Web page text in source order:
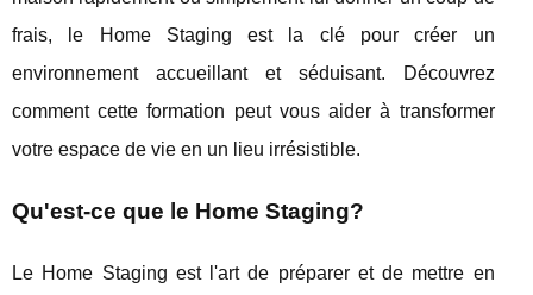
frais, le Home Staging est la clé pour créer un
environnement accueillant et séduisant. Découvrez
comment cette formation peut vous aider à transformer
votre espace de vie en un lieu irrésistible.
Qu'est-ce que le Home Staging?
Le Home Staging est l'art de préparer et de mettre en